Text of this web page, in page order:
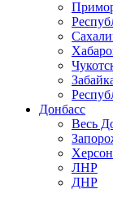
Донбасс
Весь
ЛНР
ДНР